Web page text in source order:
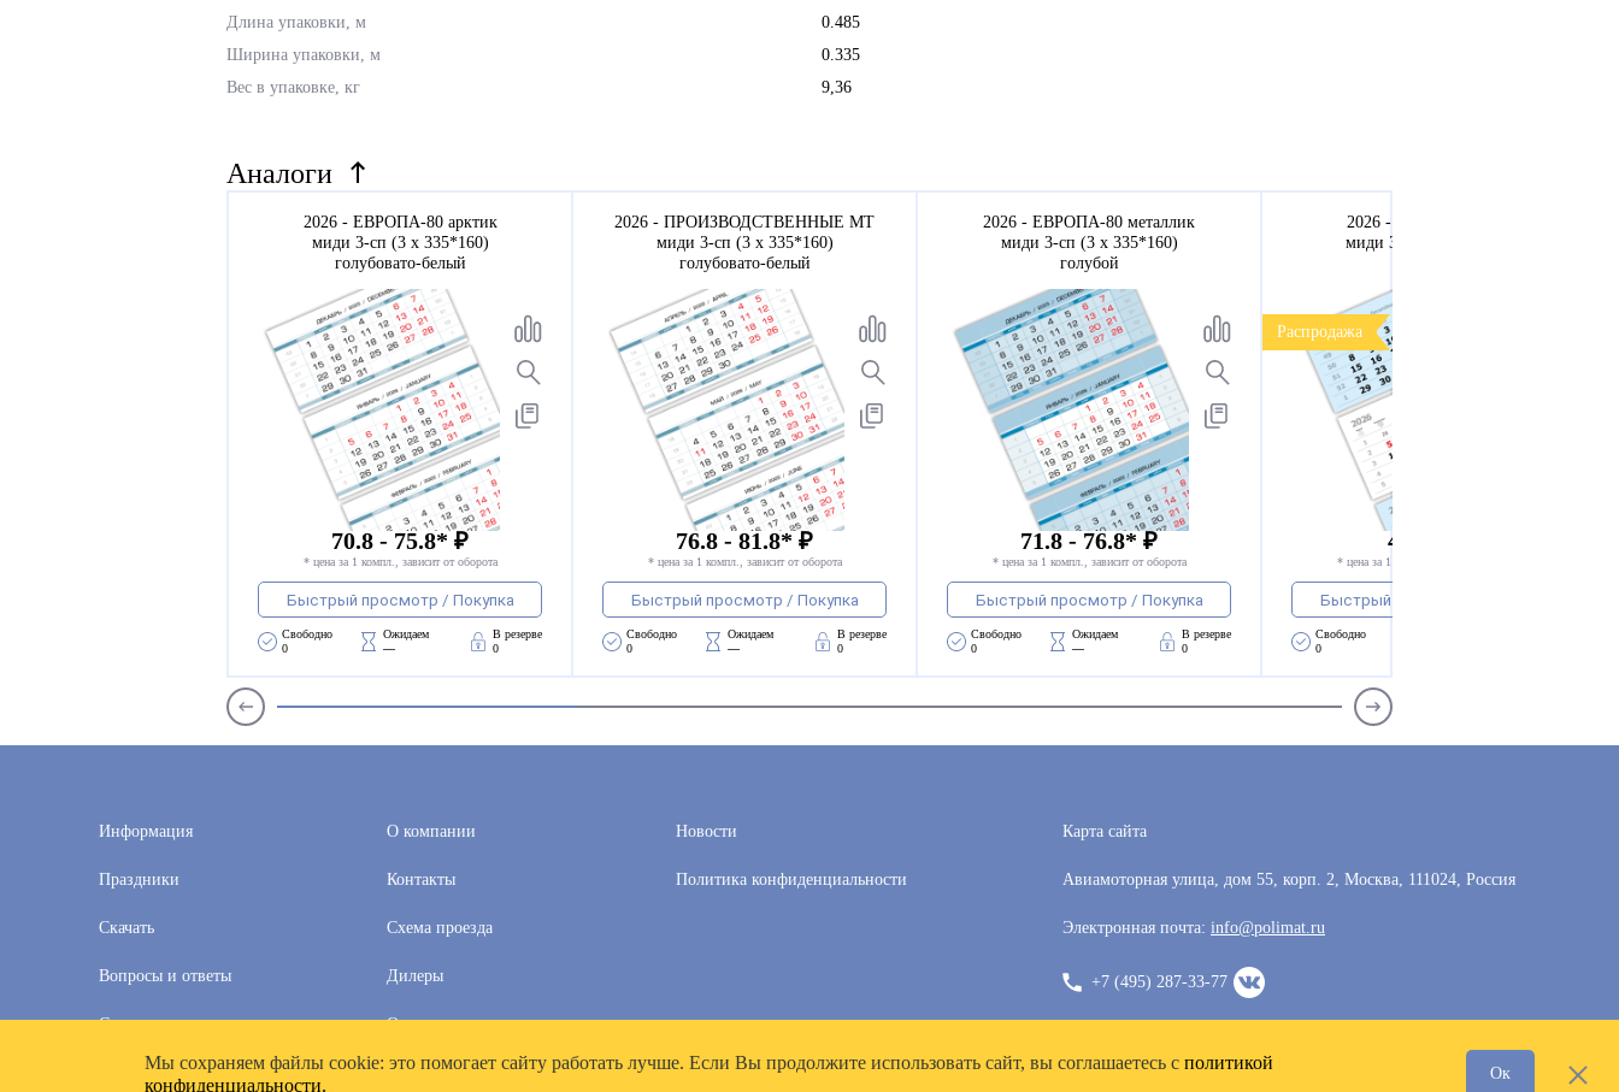
Длина упаковки, м
0.485
Ширина упаковки, м
0.335
Вес в упаковке, кг
9,36
Аналоги
2026 - ЕВРОПА-80 арктик
миди 3-сп (3 х 335*160)
голубовато-белый
70.8 - 75.8* ₽
* цена за 1 компл., зависит от оборота
Быстрый просмотр / Покупка
Свободно
0
Ожидаем
—
В резерве
0
2026 - ПРОИЗВОДСТВЕННЫЕ МТ
миди 3-сп (3 х 335*160)
голубовато-белый
76.8 - 81.8* ₽
* цена за 1 компл., зависит от оборота
Быстрый просмотр / Покупка
Свободно
0
Ожидаем
—
В резерве
0
2026 - ЕВРОПА-80 металлик
миди 3-сп (3 х 335*160)
голубой
71.8 - 76.8* ₽
* цена за 1 компл., зависит от оборота
Быстрый просмотр / Покупка
Свободно
0
Ожидаем
—
В резерве
0
Распродажа
2026 - ВЕРДАНА офсет
миди 3-сп (3 х 335*160)
49.99 * ₽
* цена за 1 компл., зависит от оборота
Быстрый просмотр / Покупка
Свободно
0
Информация
Праздники
Скачать
Вопросы и ответы
Скидки
О компании
Контакты
Схема проезда
Дилеры
Оплата и доставка
Новости
Политика конфиденциальности
Карта сайта
Авиамоторная улица, дом 55, корп. 2, Москва, 111024, Россия
Электронная почта: info@polimat.ru
+7 (495) 287-33-77
2020–2026 © Компания «Полимат»: ООО «Все для календарей», ИНН 7718300356
Мы cохраняем файлы cookie: это помогает сайту работать лучше. Если Вы продолжите использовать сайт, вы соглашаетесь с политикой
конфиденциальности.
Ок